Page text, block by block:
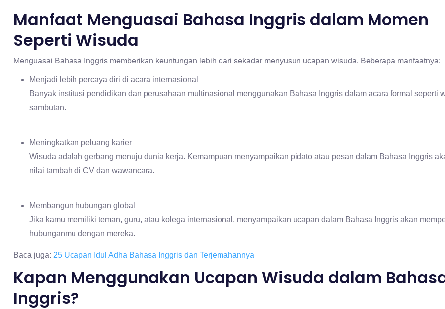
Manfaat Menguasai Bahasa Inggris dalam Momen
Seperti Wisuda
Menguasai Bahasa Inggris memberikan keuntungan lebih dari sekadar menyusun ucapan wisuda. Beberapa manfaatnya:
Menjadi lebih percaya diri di acara internasional
Banyak institusi pendidikan dan perusahaan multinasional menggunakan Bahasa Inggris dalam acara formal seperti
sambutan.
Meningkatkan peluang karier
Wisuda adalah gerbang menuju dunia kerja. Kemampuan menyampaikan pidato atau pesan dalam Bahasa Inggris
nilai tambah di CV dan wawancara.
Membangun hubungan global
Jika kamu memiliki teman, guru, atau kolega internasional, menyampaikan ucapan dalam Bahasa Inggris akan
hubunganmu dengan mereka.
Baca juga: 25 Ucapan Idul Adha Bahasa Inggris dan Terjemahannya
Kapan Menggunakan Ucapan Wisuda dalam
Inggris?